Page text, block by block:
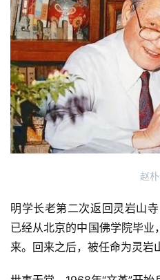
谈
心
乐
菩
提
专
题
益
慈
善
佛
赵
明学长老第二次返回灵岩山
已经从北京的中国佛学院毕业
来。回来之后，被任命为灵岩